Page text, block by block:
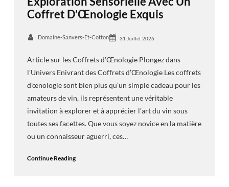
Coffret D’Œnologie Exquis
Domaine-Sanvers-Et-Cotton 31 Juillet 2026
Article sur les Coffrets d’Œnologie Plongez dans
l’Univers Enivrant des Coffrets d’Œnologie Les coffrets
d’œnologie sont bien plus qu’un simple cadeau pour les
amateurs de vin, ils représentent une véritable
invitation à explorer et à apprécier l’art du vin sous
toutes ses facettes. Que vous soyez novice en la matière
ou un connaisseur aguerri, ces…
Continue Reading